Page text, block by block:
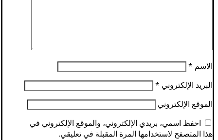
الاسم *
البريد الإلكتروني *
الموقع الإلكتروني
احفظ اسمي، بريدي الإلكتروني، والموقع الإلكتروني في
هذا المتصفح لاستخدامها المرة المقبلة في تعليقي.